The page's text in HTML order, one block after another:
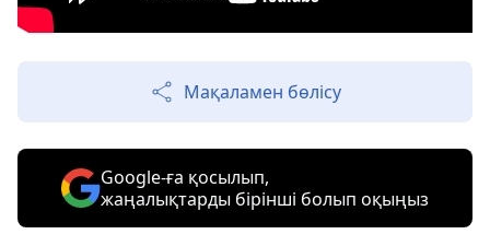
Мақаламен бөлісу
Google-ға қосылып,
жаңалықтарды бірінші болып оқыңыз